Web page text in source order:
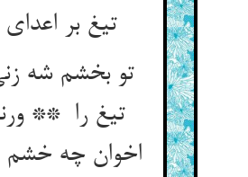
تو بخشم شه
تیغ را **